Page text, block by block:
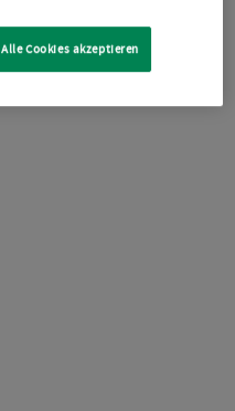
Alle Cookies akzeptieren